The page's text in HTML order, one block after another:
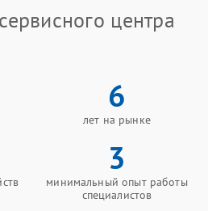
центра
6
лет на рынке
3
минимальный опыт работы
специалистов